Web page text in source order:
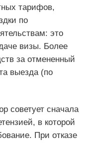
тарифов,
по
это
визы. Более
за отмененный
выезда (по
советует сначала
в которой
При отказе